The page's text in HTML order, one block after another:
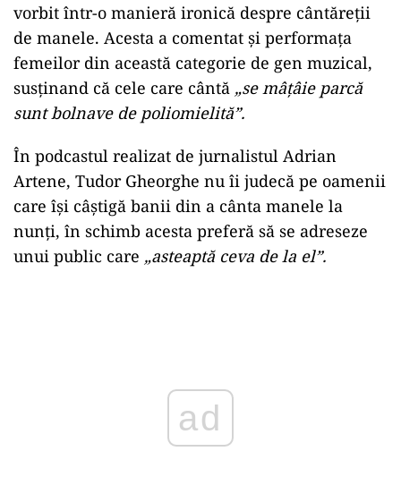
vorbit într-o manieră ironică despre cântăreții
de manele. Acesta a comentat și performața
femeilor din această categorie de gen muzical,
susținand că cele care cântă „se mâțâie parcă
sunt bolnave de poliomielită”.
În podcastul realizat de jurnalistul Adrian
Artene, Tudor Gheorghe nu îi judecă pe oamenii
care își câștigă banii din a cânta manele la
nunți, în schimb acesta preferă să se adreseze
unui public care „asteaptă ceva de la el”.
ad